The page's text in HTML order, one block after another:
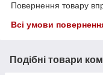
Повернення товару
Всі умови
Подібні товари